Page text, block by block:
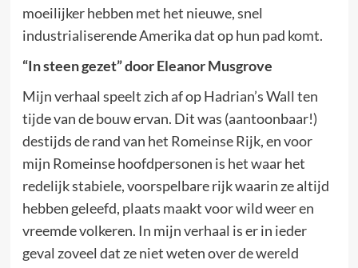
moeilijker hebben met het nieuwe, snel
industrialiserende Amerika dat op hun pad komt.
“In steen gezet” door Eleanor Musgrove
Mijn verhaal speelt zich af op Hadrian’s Wall ten
tijde van de bouw ervan. Dit was (aantoonbaar!)
destijds de rand van het Romeinse Rijk, en voor
mijn Romeinse hoofdpersonen is het waar het
redelijk stabiele, voorspelbare rijk waarin ze altijd
hebben geleefd, plaats maakt voor wild weer en
vreemde volkeren. In mijn verhaal is er in ieder
geval zoveel dat ze niet weten over de wereld